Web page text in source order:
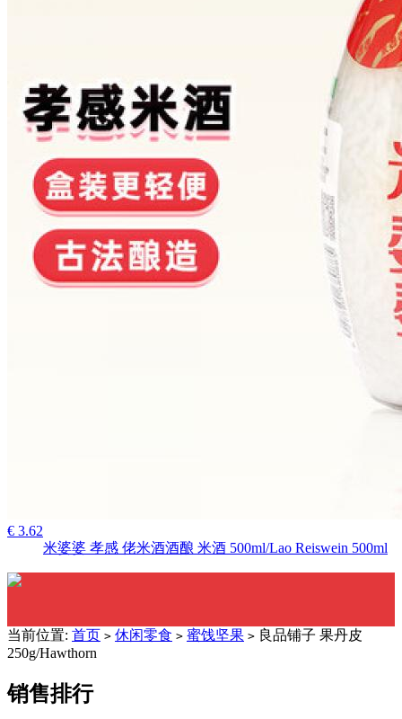
€ 3.62
米婆婆 孝感 佬米酒酒酿 米酒 500ml/Lao Reiswein 500ml
当前位置: 首页 > 休闲零食 > 蜜饯坚果 > 良品铺子 果丹皮
250g/Hawthorn
销售排行